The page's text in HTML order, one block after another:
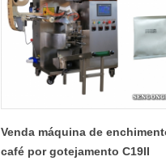
Venda máquina de
café por gotejamento C19II